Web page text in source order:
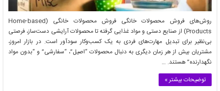
روش‌های فروش محصولات خانگی فروش محصولات خانگی (Home-based
Products) از صنایع دستی و مواد غذایی گرفته تا محصولات آرایشی دست‌ساز، فرصتی
بی‌نظیر برای تبدیل مهارت‌های فردی به یک کسب‌وکار سودآور است. در بازار امروز،
مشتریان بیش از هر زمان دیگری به دنبال محصولات “اصیل”، “سفارشی” و “بدون مواد
نگهدارنده” هستند. …
توضیحات بیشتر »